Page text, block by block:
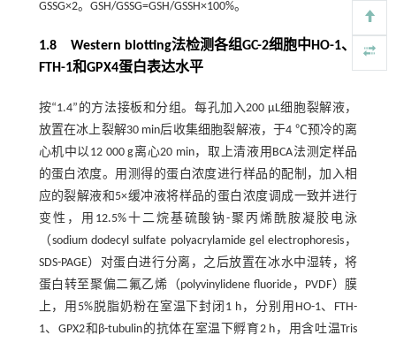
GSSG×2。GSH/GSSG=GSH/GSSH×100%。
1.8 Western blotting法检测各组GC-2细胞中HO-1、
FTH-1和GPX4蛋白表达水平
按“1.4”的方法接板和分组。每孔加入200 µL细胞裂解液，
放置在冰上裂解30 min后收集细胞裂解液，于4 ℃预冷的离
心机中以12 000 g离心20 min，取上清液用BCA法测定样品
的蛋白浓度。用测得的蛋白浓度进行样品的配制，加入相
应的裂解液和5×缓冲液将样品的蛋白浓度调成一致并进行
变性，用12.5%十二烷基硫酸钠-聚丙烯酰胺凝胶电泳
（sodium dodecyl sulfate polyacrylamide gel electrophoresis，
SDS-PAGE）对蛋白进行分离，之后放置在冰水中湿转，将
蛋白转至聚偏二氟乙烯（polyvinylidene fluoride，PVDF）膜
上，用5%脱脂奶粉在室温下封闭1 h，分别用HO-1、FTH-
1、GPX2和β-tubulin的抗体在室温下孵育2 h，用含吐温Tris